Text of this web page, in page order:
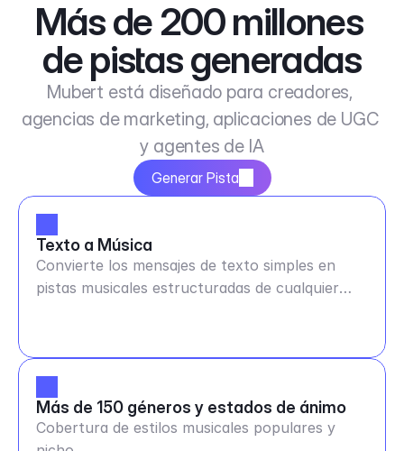
Más de 200 millones
de pistas generadas
Mubert está diseñado para creadores,
agencias de marketing, aplicaciones de UGC
y agentes de IA
Generar Pista
Texto a Música
Convierte los mensajes de texto simples en
pistas musicales estructuradas de cualquier
Más de 150 géneros y estados de ánimo
Cobertura de estilos musicales populares y